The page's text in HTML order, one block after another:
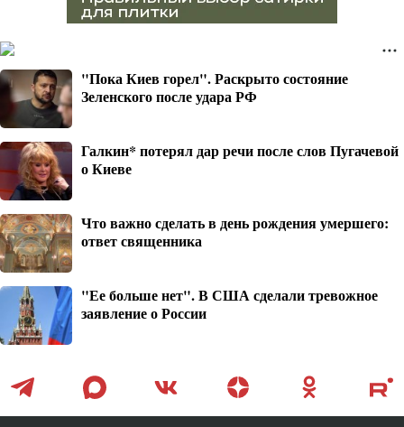
"Пока Киев горел". Раскрыто состояние
Зеленского после удара РФ
Галкин* потерял дар речи после слов Пугачевой
о Киеве
Что важно сделать в день рождения умершего:
ответ священника
"Ее больше нет". В США сделали тревожное
заявление о России